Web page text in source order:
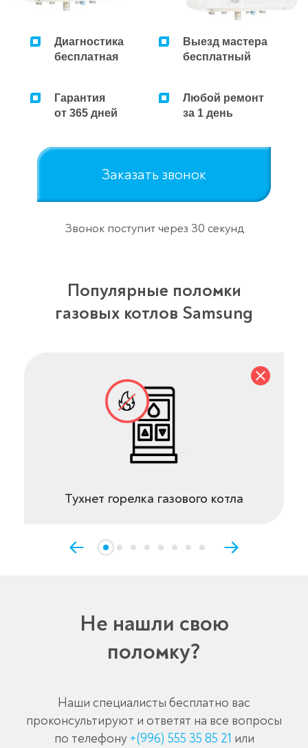
Диагностика
бесплатная
Выезд мастера
бесплатный
Гарантия
от 365 дней
Любой ремонт
за 1 день
Заказать звонок
Звонок поступит через 30 секунд
Популярные поломки
газовых котлов Samsung
Тухнет горелка газового котла​
Не нашли свою
поломку?
Наши специалисты бесплатно вас
проконсультируют и ответят на все вопросы
по телефону +(996) 555 35 85 21 или